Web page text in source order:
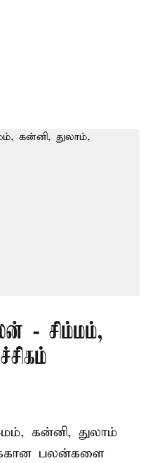
- சிம்மம்,
, கன்னி, துலாம்
பலன்களை